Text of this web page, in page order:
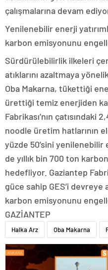
çalışmalarına devam
Yenilenebilir enerji
karbon emisyonunu
Sürdürülebilirlik ilkeleri
atıklarını azaltmaya
Oba Makarna, tükettiği
ürettiği temiz enerjiden
Fabrikası’nın çatısındaki
noodle üretim hatlarının
yüzde 50’sini yenilenebilir
de yıllık bin 700 ton
hedefliyor. Gaziantep
güce sahip GES’i
karbon emisyonunu
GAZİANTEP
Halka Arz Oba Makarna